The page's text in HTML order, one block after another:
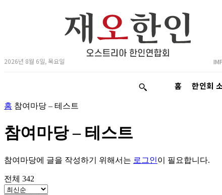
2026년 8월 6일, 목요일
홈 한인회
홈 참여마당 – 테스트
참여마당 – 테스트
참여마당에 글을 작성하기 위해서는 로그인이 필요합니다.
전체 342